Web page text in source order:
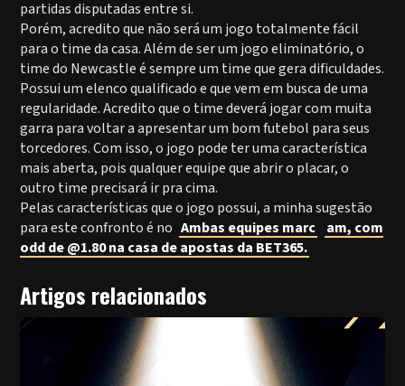
partidas disputadas entre si.
Porém, acredito que não será um jogo totalmente fácil
para o time da casa. Além de ser um jogo eliminatório, o
time do Newcastle é sempre um time que gera dificuldades.
Possui um elenco qualificado e que vem em busca de uma
regularidade. Acredito que o time deverá jogar com muita
garra para voltar a apresentar um bom futebol para seus
torcedores. Com isso, o jogo pode ter uma característica
mais aberta, pois qualquer equipe que abrir o placar, o
outro time precisará ir pra cima.
Pelas características que o jogo possui, a minha sugestão
para este confronto é no Ambas equipes marc am, com
odd de @1.80 na casa de apostas da BET365.
Artigos relacionados